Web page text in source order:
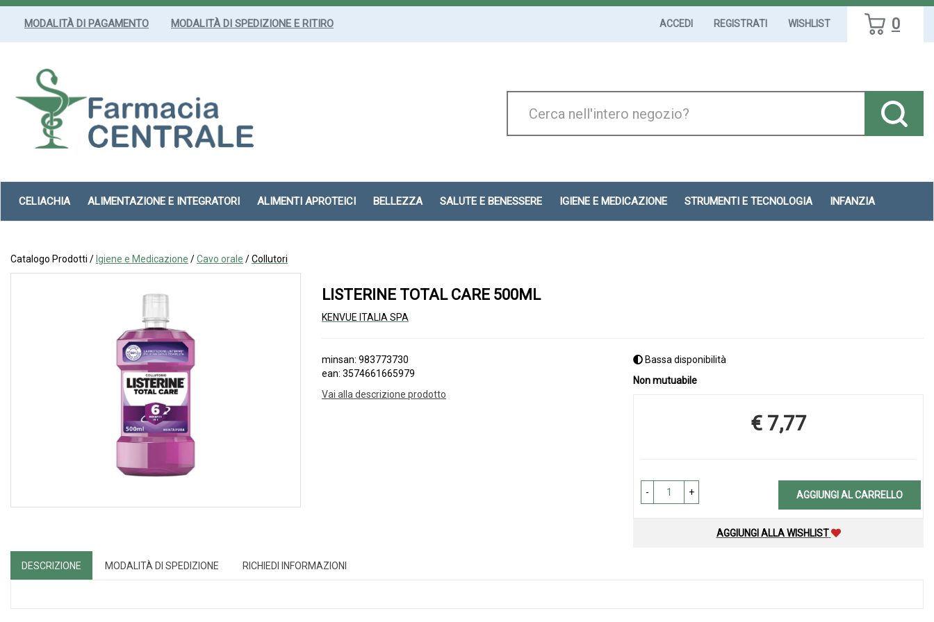
Passa
MODALITÀ DI PAGAMENTO MODALITÀ DI SPEDIZIONE E RITIRO ACCEDI REGISTRATI WISHLIST 0
Prodotto
CELIACHIA ALIMENTAZIONE E INTEGRATORI ALIMENTI APROTEICI BELLEZZA SALUTE E BENESSERE IGIENE E MEDICAZIONE STRUMENTI E TECNOLOGIA INFANZIA
Catalogo Prodotti / Igiene e Medicazione /Cavo orale /Collutori
LISTERINE TOTAL CARE 500ML
KENVUE ITALIA SPA
minsan: 983773730
ean: 3574661665979
Vai alla descrizione prodotto
Bassa disponibilità
Non mutuabile
Prezzo
€ 7,77
- + AGGIUNGI AL CARRELLO
AGGIUNGI ALLA WISHLIST
DESCRIZIONE MODALITÀ DI SPEDIZIONE RICHIEDI INFORMAZIONI